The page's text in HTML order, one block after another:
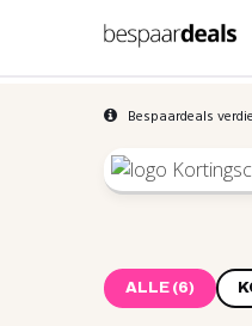
Bespaardeals
ALLE (6)